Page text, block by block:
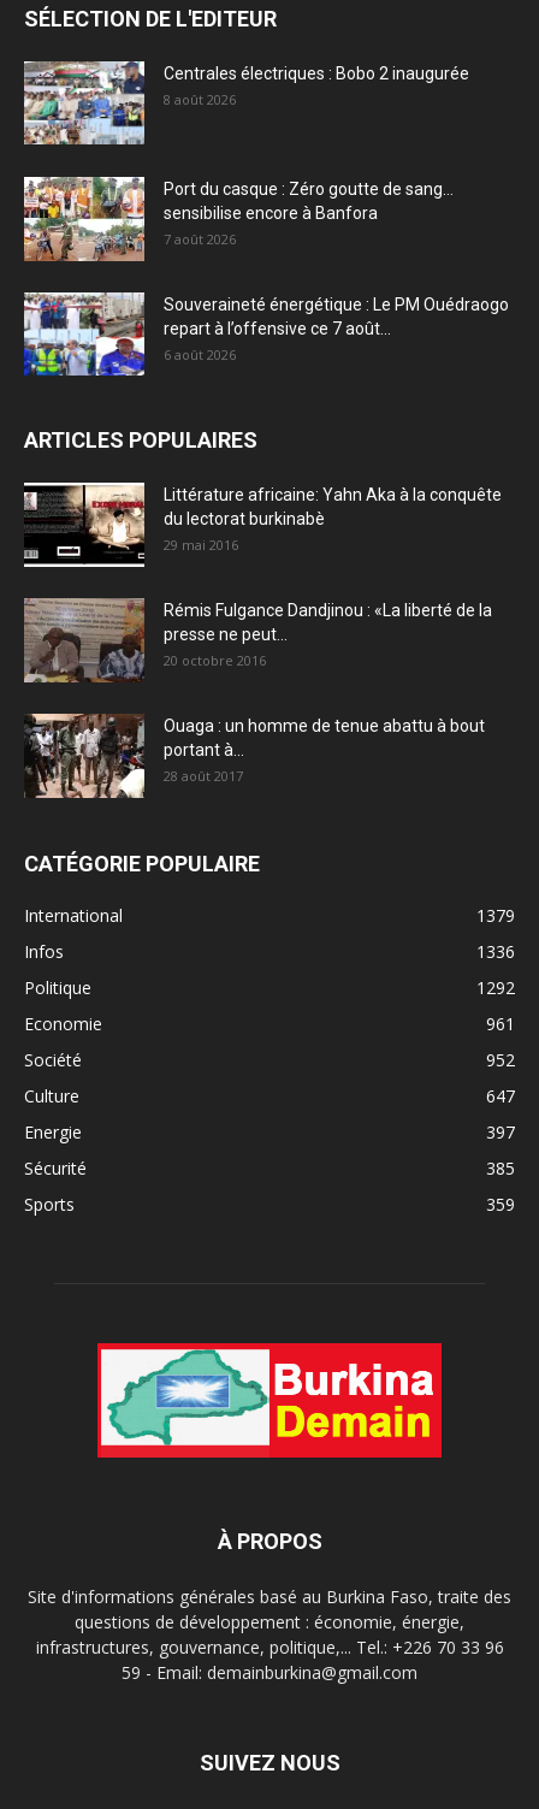
SÉLECTION DE L'EDITEUR
Centrales électriques : Bobo 2 inaugurée
8 août 2026
Port du casque : Zéro goutte de sang…
sensibilise encore à Banfora
7 août 2026
Souveraineté énergétique : Le PM Ouédraogo
repart à l’offensive ce 7 août...
6 août 2026
ARTICLES POPULAIRES
Littérature africaine: Yahn Aka à la conquête
du lectorat burkinabè
29 mai 2016
Rémis Fulgance Dandjinou : «La liberté de la
presse ne peut...
20 octobre 2016
Ouaga : un homme de tenue abattu à bout
portant à...
28 août 2017
CATÉGORIE POPULAIRE
International
1379
Infos
1336
Politique
1292
Economie
961
Société
952
Culture
647
Energie
397
Sécurité
385
Sports
359
À PROPOS
Site d'informations générales basé au Burkina Faso, traite des
questions de développement : économie, énergie,
infrastructures, gouvernance, politique,... Tel.: +226 70 33 96
59 - Email: demainburkina@gmail.com
SUIVEZ NOUS